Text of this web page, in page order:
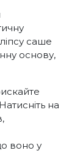
саше
основу,
на
воно у